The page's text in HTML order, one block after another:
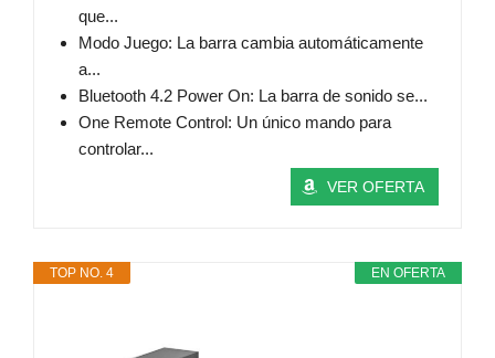
que...
Modo Juego: La barra cambia automáticamente
a...
Bluetooth 4.2 Power On: La barra de sonido se...
One Remote Control: Un único mando para
controlar...
VER OFERTA
EN OFERTA
TOP NO. 4